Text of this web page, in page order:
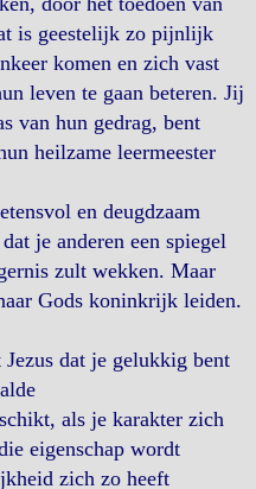
is geestelijk zo pijnlijk
komen en zich vast
leven te gaan beteren. Jij
van hun gedrag, bent
heilzame leermeester
en deugdzaam
je anderen een spiegel
zult wekken. Maar
Gods koninkrijk leiden.
dat je gelukkig bent
als je karakter zich
eigenschap wordt
zich zo heeft